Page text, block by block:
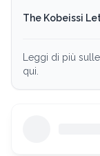
The Kobeissi
Leggi di più
qui.